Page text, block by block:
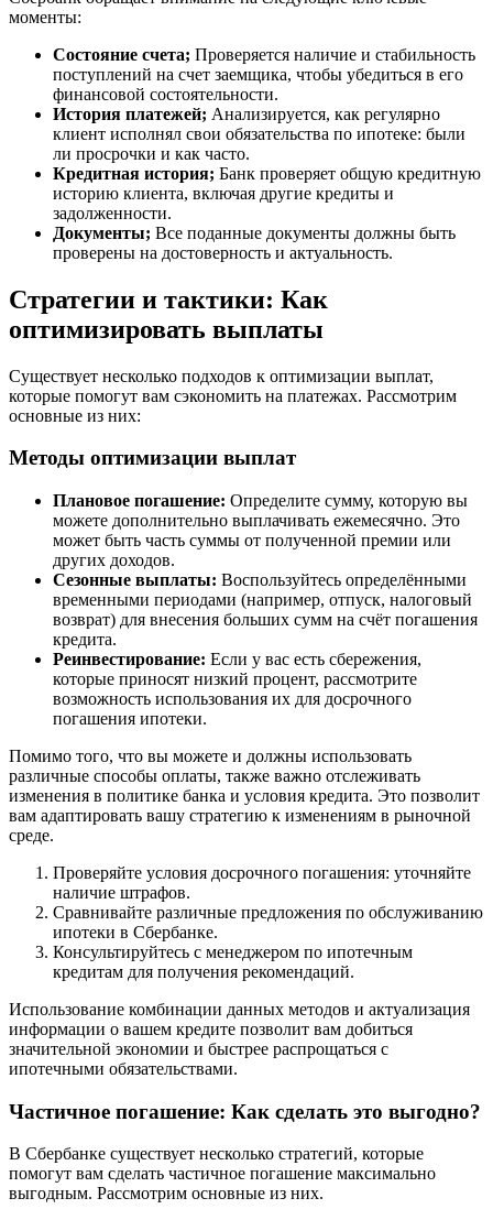
моменты:
Состояние счета; Проверяется наличие и стабильность
поступлений на счет заемщика, чтобы убедиться в его
финансовой состоятельности.
История платежей; Анализируется, как регулярно
клиент исполнял свои обязательства по ипотеке: были
ли просрочки и как часто.
Кредитная история; Банк проверяет общую кредитную
историю клиента, включая другие кредиты и
задолженности.
Документы; Все поданные документы должны быть
проверены на достоверность и актуальность.
Стратегии и тактики: Как
оптимизировать выплаты
Существует несколько подходов к оптимизации выплат,
которые помогут вам сэкономить на платежах. Рассмотрим
основные из них:
Методы оптимизации выплат
Плановое погашение: Определите сумму, которую вы
можете дополнительно выплачивать ежемесячно. Это
может быть часть суммы от полученной премии или
других доходов.
Сезонные выплаты: Воспользуйтесь определёнными
временными периодами (например, отпуск, налоговый
возврат) для внесения больших сумм на счёт погашения
кредита.
Реинвестирование: Если у вас есть сбережения,
которые приносят низкий процент, рассмотрите
возможность использования их для досрочного
погашения ипотеки.
Помимо того, что вы можете и должны использовать
различные способы оплаты, также важно отслеживать
изменения в политике банка и условия кредита. Это позволит
вам адаптировать вашу стратегию к изменениям в рыночной
среде.
Проверяйте условия досрочного погашения: уточняйте
наличие штрафов.
Сравнивайте различные предложения по обслуживанию
ипотеки в Сбербанке.
Консультируйтесь с менеджером по ипотечным
кредитам для получения рекомендаций.
Использование комбинации данных методов и актуализация
информации о вашем кредите позволит вам добиться
значительной экономии и быстрее распрощаться с
ипотечными обязательствами.
Частичное погашение: Как сделать это выгодно?
В Сбербанке существует несколько стратегий, которые
помогут вам сделать частичное погашение максимально
выгодным. Рассмотрим основные из них.